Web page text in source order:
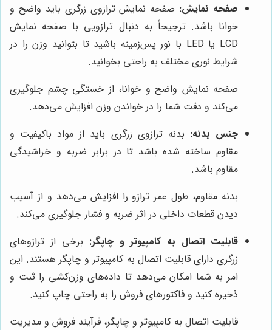
صفحه نمایش: صفحه نمایش ترازوی زرگری باید واضح و
خوانا باشد. ترجیحاً به دنبال ترازویی با صفحه نمایش
LCD یا LED با نور پس‌زمینه باشید تا بتوانید وزن را در
شرایط نوری مختلف به راحتی بخوانید.
صفحه نمایش واضح و خوانا، از خستگی چشم جلوگیری
می‌کند و دقت شما را در خواندن وزن افزایش می‌دهد.
جنس بدنه: بدنه ترازوی زرگری باید از مواد باکیفیت و
مقاوم ساخته شده باشد تا در برابر ضربه و خراشیدگی
مقاوم باشد.
بدنه مقاوم، طول عمر ترازو را افزایش می‌دهد و از آسیب
دیدن قطعات داخلی در اثر ضربه و فشار جلوگیری می‌کند.
قابلیت اتصال به کامپیوتر و چاپگر: برخی از ترازوهای
زرگری دارای قابلیت اتصال به کامپیوتر و چاپگر هستند. این
امر به شما امکان می‌دهد تا داده‌های وزن‌کشی را ثبت و
ذخیره کنید و فاکتورهای فروش را به راحتی چاپ کنید.
قابلیت اتصال به کامپیوتر و چاپگر، فرآیند فروش و مدیریت